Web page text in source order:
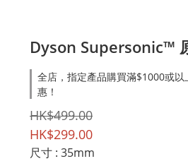
Dyson Supersonic™
全店，指定產品購買滿$1000或
惠！
HK$499.00
HK$299.00
尺寸 : 35mm